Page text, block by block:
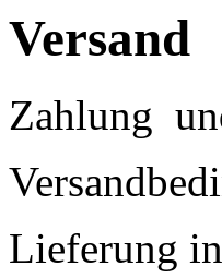
Versand
Zahlung
Lieferung